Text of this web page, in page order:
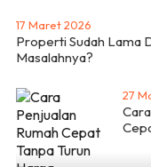
17 Maret 2026
Properti Sudah Lama
Masalahnya?
27